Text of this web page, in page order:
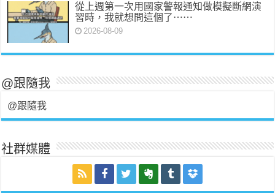
從上週第一次用國家警報通知做模擬斷網演
習時，我就想問這個了⋯⋯
2026-08-09
@跟隨我
@跟隨我
社群媒體